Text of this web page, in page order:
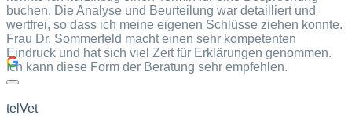
buchen. Die Analyse und Beurteilung war detailliert und
wertfrei, so dass ich meine eigenen Schlüsse ziehen konnte.
Frau Dr. Sommerfeld macht einen sehr kompetenten
Eindruck und hat sich viel Zeit für Erklärungen genommen.
Ich kann diese Form der Beratung sehr empfehlen.
telVet